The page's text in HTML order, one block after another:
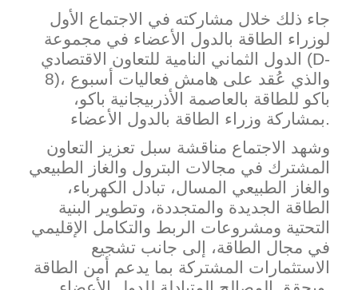
جاء ذلك خلال مشاركته في الاجتماع الأول
لوزراء الطاقة بالدول الأعضاء في مجموعة
الدول الثماني النامية للتعاون الاقتصادي (D-
8)، والذي عُقد على هامش فعاليات أسبوع
باكو للطاقة بالعاصمة الأذربيجانية باكو،
بمشاركة وزراء الطاقة بالدول الأعضاء.
وشهد الاجتماع مناقشة سبل تعزيز التعاون
المشترك في مجالات البترول والغاز الطبيعي
والغاز الطبيعي المسال، تبادل الكهرباء،
الطاقة الجديدة والمتجددة، وتطوير البنية
التحتية ومشروعات الربط وا لتكامل الإقليمي
في مجال الطاقة، إلى جانب تشجيع
الاستثمارات المشتركة بما يدعم أمن الطاقة